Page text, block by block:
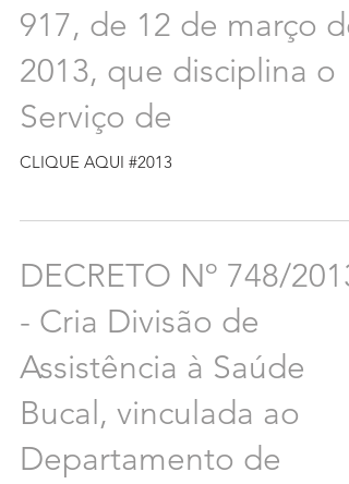
917, de 12 de março de
2013, que disciplina o
Serviço de
CLIQUE AQUI #2013
DECRETO Nº 748/2013
- Cria Divisão de
Assistência à Saúde
Bucal, vinculada ao
Departamento de